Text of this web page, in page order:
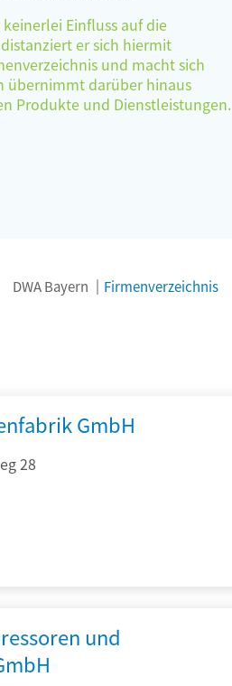
Einfluss auf die
er sich hiermit
und macht sich
übernimmt darüber hinaus
Produkte und Dienstleistungen.
DWA Bayern Firmenverzeichnis
GmbH
28
und